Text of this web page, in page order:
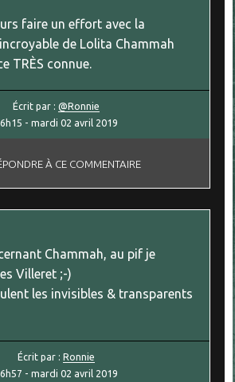
faire un effort avec la
de Lolita Chammah
TRÈS connue.
Écrit par :@Ronnie
-mardi 02 avril 2019
À CE COMMENTAIRE
Chammah, au pif je
Villeret ;-)
les invisibles & transparents
Écrit par :Ronnie
-mardi 02 avril 2019